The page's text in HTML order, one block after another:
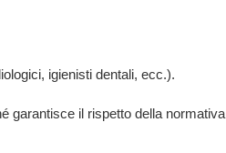
igienisti dentali, ecc.).
garantisce il rispetto della normativa